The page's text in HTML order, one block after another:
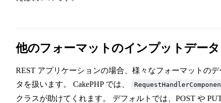
他のフォーマットのインプットデータ
REST アプリケーションの場合、様々なフォーマットのデ
タを扱います。 CakePHP では、
クラスが助けてくれます。 デフォルトでは、POST や